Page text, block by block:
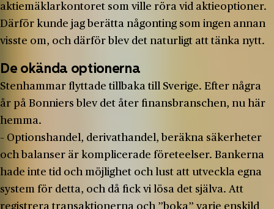
aktiemäklarkontoret som ville röra vid aktieoptioner.
Därför kunde jag berätta någonting som ingen annan
visste om, och därför blev det naturligt att tänka nytt.
De okända optionerna
Stenhammar flyttade tillbaka till Sverige. Efter några
år på Bonniers blev det åter finansbranschen, nu här
hemma.
– Optionshandel, derivathandel, beräkna säkerheter
och balanser är komplicerade företeelser. Bankerna
hade inte tid och möjlighet och lust att utveckla egna
system för detta, och då fick vi lösa det själva. Att
registrera transaktionerna och ”boka” varje enskild